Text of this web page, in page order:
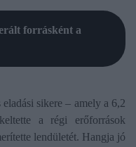
forrásként a
sikere – amely a 6,2
a régi erőforrások
lendületét. Hangja jó